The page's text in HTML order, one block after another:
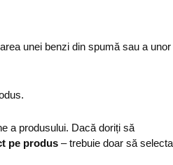
unei benzi din spumă sau a unor
a produsului. Dacă doriți să
pe produs – trebuie doar să